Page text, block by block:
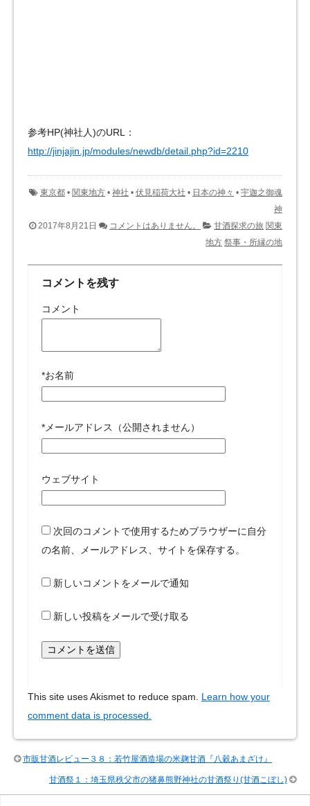
参考HP(神社人)のURL：
http://jinjajin.jp/modules/newdb/detail.php?id=2210
東京都 • 関東地方 • 神社 • 伏見稲荷大社 • 日本の神々 • 宇迦之御魂
神
2017年8月21日
コメントはありません。 甘酒探求の旅 関東
地方 祭事・所縁の地
コメントを残す
コメント
*お名前
* メールアドレス（公開されません）
ウェブサイト
次回のコメントで使用するためブラウザーに自分
の名前、メールアドレス、サイトを保存する。
新しいコメントをメールで通知
新しい投稿をメールで受け取る
This site uses Akismet to reduce spam. Learn how your
comment data is processed.
市販甘酒レビュー３８：若竹屋酒造場の米麹甘酒『八穀あまざけ』
甘酒祭１：埼玉県秩父市の猪鼻熊野神社の甘酒祭り(甘酒こぼし)